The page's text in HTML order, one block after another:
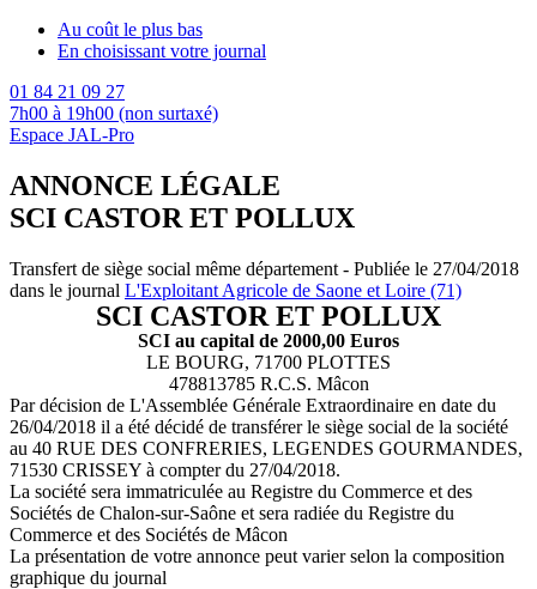
Au coût le plus bas
En choisissant votre journal
01 84 21 09 27
7h00 à 19h00 (non surtaxé)
Espace JAL-Pro
ANNONCE LÉGALE
SCI CASTOR ET POLLUX
Transfert de siège social même département - Publiée le 27/04/2018
dans le journal L'Exploitant Agricole de Saone et Loire (71)
SCI CASTOR ET POLLUX
SCI au capital de 2000,00 Euros
LE BOURG, 71700 PLOTTES
478813785 R.C.S. Mâcon
Par décision de L'Assemblée Générale Extraordinaire en date du
26/04/2018 il a été décidé de transférer le siège social de la société
au 40 RUE DES CONFRERIES, LEGENDES GOURMANDES,
71530 CRISSEY à compter du 27/04/2018.
La société sera immatriculée au Registre du Commerce et des
Sociétés de Chalon-sur-Saône et sera radiée du Registre du
Commerce et des Sociétés de Mâcon
La présentation de votre annonce peut varier selon la composition
graphique du journal